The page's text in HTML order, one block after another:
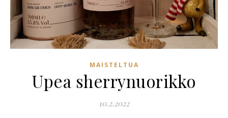
MAISTELTUA
Upea sherrynuorikko
10.2.2022